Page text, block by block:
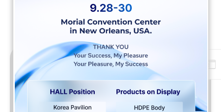
Tel
+82-70-4225-1889